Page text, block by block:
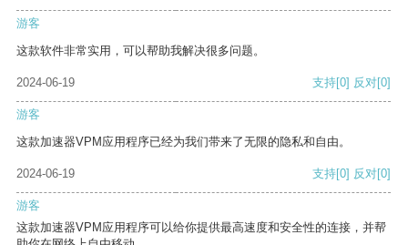
游客
这款软件非常实用，可以帮助我解决很多问题。
2024-06-19 支持[0] 反对[0]
游客
这款加速器VPM应用程序已经为我们带来了无限的隐私和自由。
2024-06-19 支持[0] 反对[0]
游客
这款加速器VPM应用程序可以给你提供最高速度和安全性的连接，并帮